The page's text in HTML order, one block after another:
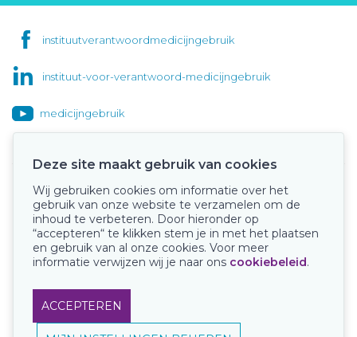
instituutverantwoordmedicijngebruik
instituut-voor-verantwoord-medicijngebruik
medicijngebruik
Onze keurmerken
Deze site maakt gebruik van cookies
Wij gebruiken cookies om informatie over het
gebruik van onze website te verzamelen om de
inhoud te verbeteren. Door hieronder op
“accepteren“ te klikken stem je in met het plaatsen
en gebruik van al onze cookies. Voor meer
informatie verwijzen wij je naar ons cookiebeleid.
ACCEPTEREN